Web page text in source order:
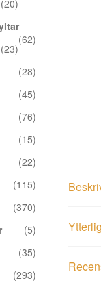
(20)
(62)
(23)
(28)
(45)
(76)
(15)
(22)
(115)
(370)
(5)
(35)
(293)